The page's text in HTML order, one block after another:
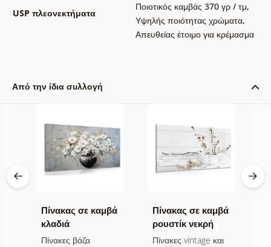
USP πλεονεκτήματα
Ποιοτικός καμβάς 370 γρ / τμ,
Υψηλής ποιότητας χρώματα,
Απευθείας έτοιμο για κρέμασμα
Από την ίδια συλλογή
Πίνακας σε καμβά
κλαδιά
λουλουδιών σε
Πίνακες βάζα
Πίνακας σε καμβά
ρουστίκ νεκρή
φύση
Πίνακες vintage και